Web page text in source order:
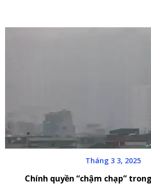
Tháng 3 3, 2025
Chính quyền “chậm chạp”